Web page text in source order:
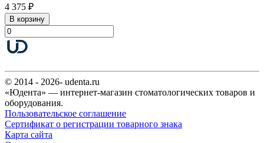
4 375 ₽
В корзину
© 2014 - 2026- udenta.ru
«Юдента» — интернет-магазин стоматологических товаров и
оборудования.
Пользовательское соглашение
Сертификат о регистрации товарного знака
Карта сайта